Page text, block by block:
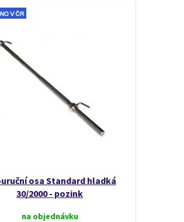
osa Standard hladká
30/2000 - pozink
na objednávku